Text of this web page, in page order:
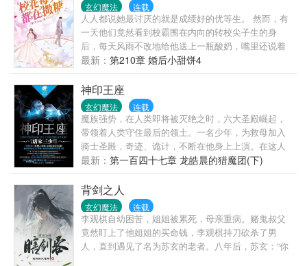
玄幻魔法 连载
人人都说她最讨厌的就是成绩好的优等生。 然而，有
一天他们竟然看到校霸围在内向的转校尖子生的身
后，每天风雨不改地给他送上一瓶酸奶，嘴里还说着
让人脸红心跳的土味情话。 众人擦了擦自己的狗眼：
这还是他们认识的校霸吗？ 片段一： 某天，倪伊一在
放学的路上拦住了夏曌。 “书呆子，最近有谣言说我喜
欢你。” “我要澄清一下，那不是谣言。” 片段二： 在升
旗台上，倪伊一作为成绩进步最大的学生在全校师生
面前分享心得，在演讲结束后，她忽然神色一变，捂
着心口，惊讶地问道，“刚刚是地震了吗？” 底下的师
生皆是错愕地互相对视，刚刚有地震吗？ 此时，台上
的倪伊一又开口，“为什么夏曌我看到你，我的心头一
震呢？” “……”台下众人已被狗粮咽死。 这是女追男的
故事，也是男追女的故事。
最新： 第210章 婚后小甜饼4
神印王座
玄幻魔法 连载
魔族强势，在人类即将被灭绝之时，六大圣殿崛起，
带领着人类守住最后的领土。一名少年，为救母加入
骑士圣殿，奇迹、诡计，不断在他身上上演。在这人
类六大圣殿与魔族七十二柱魔神相互倾轧的世界，他
能否登上象征着骑士最高荣耀的神印王座？
最新： 第一百四十七章 龙皓晨的猎魔团(下)
背剑之人
玄幻魔法 连载
李观棋自幼困苦，姐姐被累死，母亲重病。赌鬼叔父
竟然盯上了他姐姐的买命钱，李观棋持刀砍杀了男
人，直到遇见了名为苏玄的老者。八年后，苏玄：“你